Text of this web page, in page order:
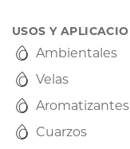
USOS Y
Ambientales
Velas
Aromatizantes
Cuarzos